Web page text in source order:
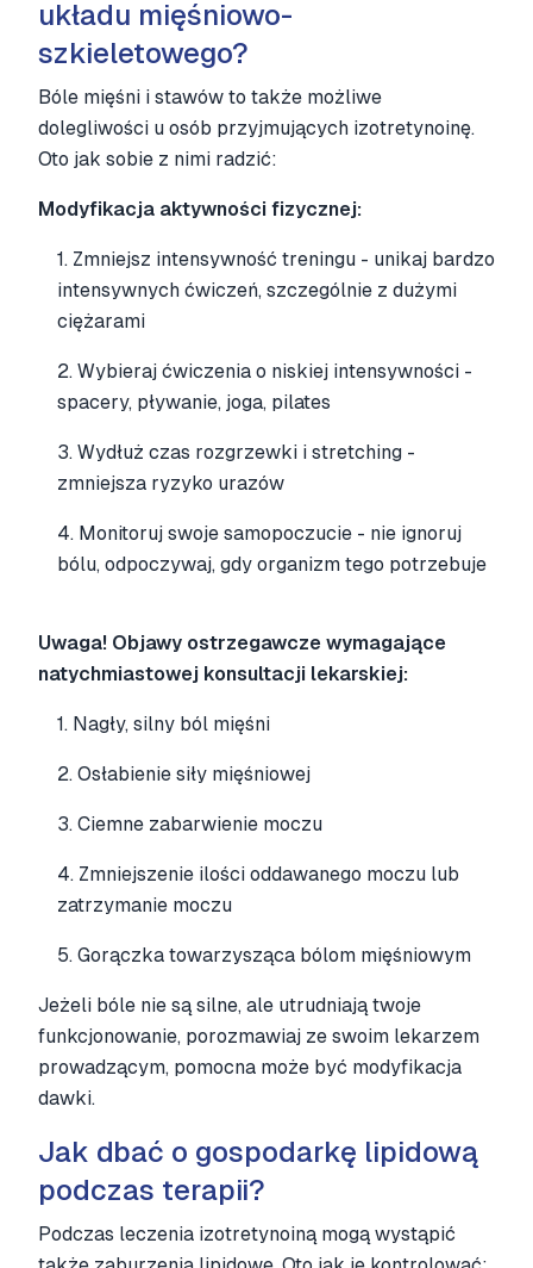
układu mięśniowo-
szkieletowego?
Bóle mięśni i stawów to także możliwe
dolegliwości u osób przyjmujących izotretynoinę.
Oto jak sobie z nimi radzić:
Modyfikacja aktywności fizycznej:
1. Zmniejsz intensywność treningu - unikaj bardzo
intensywnych ćwiczeń, szczególnie z dużymi
ciężarami
2. Wybieraj ćwiczenia o niskiej intensywności -
spacery, pływanie, joga, pilates
3. Wydłuż czas rozgrzewki i stretching -
zmniejsza ryzyko urazów
4. Monitoruj swoje samopoczucie - nie ignoruj
bólu, odpoczywaj, gdy organizm tego potrzebuje
Uwaga! Objawy ostrzegawcze wymagające
natychmiastowej konsultacji lekarskiej:
1. Nagły, silny ból mięśni
2. Osłabienie siły mięśniowej
3. Ciemne zabarwienie moczu
4. Zmniejszenie ilości oddawanego moczu lub
zatrzymanie moczu
5. Gorączka towarzysząca bólom mięśniowym
Jeżeli bóle nie są silne, ale utrudniają twoje
funkcjonowanie, porozmawiaj ze swoim lekarzem
prowadzącym, pomocna może być modyfikacja
dawki.
Jak dbać o gospodarkę lipidową
podczas terapii?
Podczas leczenia izotretynoiną mogą wystąpić